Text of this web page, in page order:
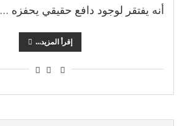
أنه يفتقر لوجود دافع حقيقي يحفزه …
إقرأ المزيد...